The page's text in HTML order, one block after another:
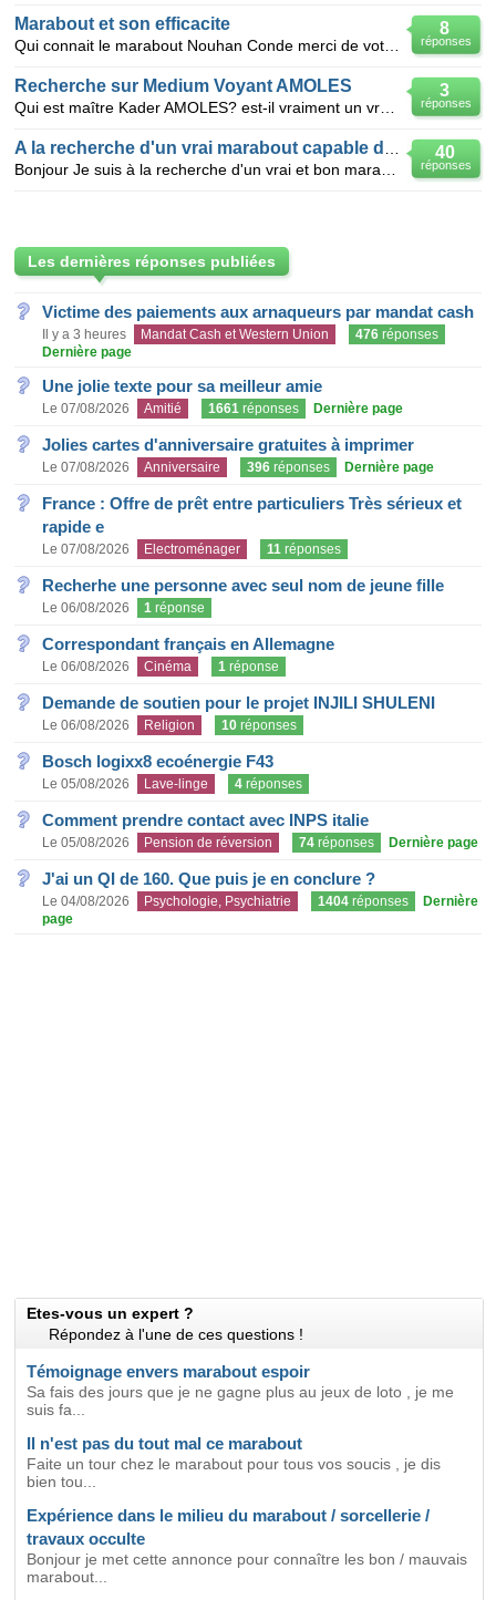
8
réponses
Marabout et son efficacite
3
réponses
Recherche sur Medium Voyant AMOLES
40
réponses
Les dernières réponses publiées
Victime des paiements aux arnaqueurs par mandat cash
Il y a 3 heures Mandat Cash et Western Union 476 réponses
Dernière page
Une jolie texte pour sa meilleur amie
Le 07/08/2026 Amitié 1661 réponses Dernière page
Jolies cartes d'anniversaire gratuites à imprimer
Le 07/08/2026 Anniversaire 396 réponses Dernière page
France : Offre de prêt entre particuliers Très sérieux et
rapide e
Le 07/08/2026 Electroménager 11 réponses
Recherhe une personne avec seul nom de jeune fille
Le 06/08/2026 1 réponse
Correspondant français en Allemagne
Le 06/08/2026 Cinéma 1 réponse
Demande de soutien pour le projet INJILI SHULENI
Le 06/08/2026 Religion 10 réponses
Bosch logixx8 ecoénergie F43
Le 05/08/2026 Lave-linge 4 réponses
Comment prendre contact avec INPS italie
Le 05/08/2026 Pension de réversion 74 réponses Dernière page
J'ai un QI de 160. Que puis je en conclure ?
Le 04/08/2026 Psychologie, Psychiatrie 1404 réponses
Dernière
page
Etes-vous un expert ?
Répondez à l'une de ces questions !
Témoignage envers marabout espoir
Sa fais des jours que je ne gagne plus au jeux de loto , je me
suis fa...
Il n'est pas du tout mal ce marabout
Faite un tour chez le marabout pour tous vos soucis , je dis
bien tou...
Expérience dans le milieu du marabout / sorcellerie /
travaux occulte
Bonjour je met cette annonce pour connaître les bon / mauvais
marabout...